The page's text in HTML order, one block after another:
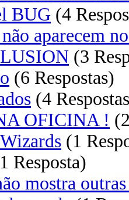
BUG (4
aparecem
(3
(6 Respostas)
(4
OFICINA !
(1
Resposta)
mostra